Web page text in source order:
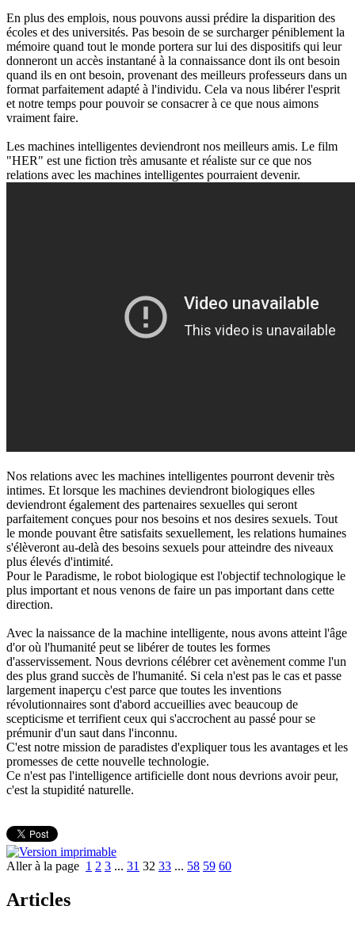
En plus des emplois, nous pouvons aussi prédire la disparition des
écoles et des universités. Pas besoin de se surcharger péniblement la
mémoire quand tout le monde portera sur lui des dispositifs qui leur
donneront un accès instantané à la connaissance dont ils ont besoin
quand ils en ont besoin, provenant des meilleurs professeurs dans un
format parfaitement adapté à l'individu. Cela va nous libérer l'esprit
et notre temps pour pouvoir se consacrer à ce que nous aimons
vraiment faire.
Les machines intelligentes deviendront nos meilleurs amis. Le film
"HER" est une fiction très amusante et réaliste sur ce que nos
relations avec les machines intelligentes pourraient devenir.
Nos relations avec les machines intelligentes pourront devenir très
intimes. Et lorsque les machines deviendront biologiques elles
deviendront également des partenaires sexuelles qui seront
parfaitement conçues pour nos besoins et nos desires sexuels. Tout
le monde pouvant être satisfaits sexuellement, les relations humaines
s'élèveront au-delà des besoins sexuels pour atteindre des niveaux
plus élevés d'intimité.
Pour le Paradisme, le robot biologique est l'objectif technologique le
plus important et nous venons de faire un pas important dans cette
direction.
Avec la naissance de la machine intelligente, nous avons atteint l'âge
d'or où l'humanité peut se libérer de toutes les formes
d'asservissement. Nous devrions célébrer cet avènement comme l'un
des plus grand succès de l'humanité. Si cela n'est pas le cas et passe
largement inaperçu c'est parce que toutes les inventions
révolutionnaires sont d'abord accueillies avec beaucoup de
scepticisme et terrifient ceux qui s'accrochent au passé pour se
prémunir d'un saut dans l'inconnu.
C'est notre mission de paradistes d'expliquer tous les avantages et les
promesses de cette nouvelle technologie.
Ce n'est pas l'intelligence artificielle dont nous devrions avoir peur,
c'est la stupidité naturelle.
Aller à la page 1 2 3 ... 31 32 33 ... 58 59 60
Articles